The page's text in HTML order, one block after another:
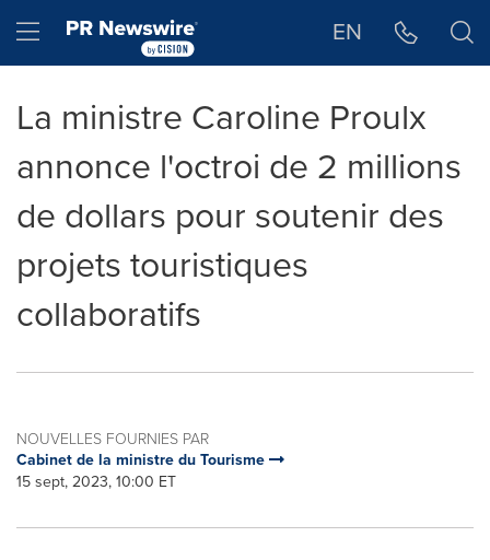
Hamburger menu EN
La ministre Caroline Proulx
annonce l'octroi de 2 millions
de dollars pour soutenir des
projets touristiques
collaboratifs
NOUVELLES FOURNIES PAR
Cabinet de la ministre du Tourisme
15 sept, 2023, 10:00 ET